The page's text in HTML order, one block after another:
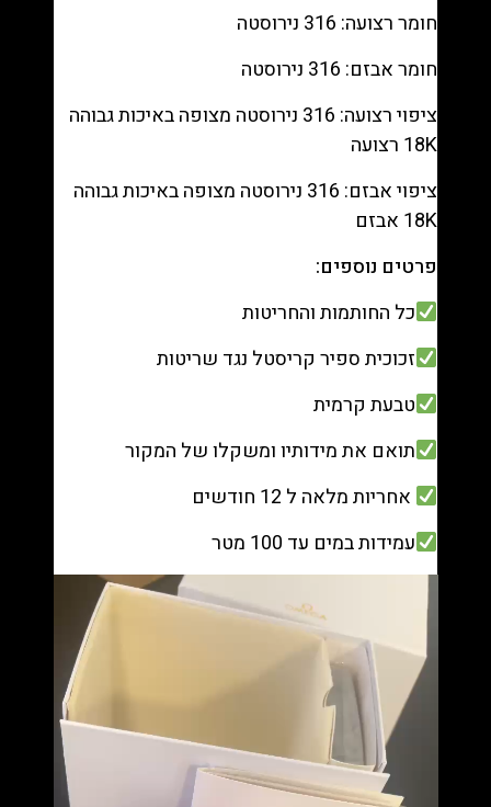
מק"ט
98812523829
חומר רצועה: 316 נירוסטה
חומר אבזם: 316 נירוסטה
ציפוי רצועה: 316 נירוסטה מצופה באיכות גבוהה
18K רצועה
ציפוי אבזם: 316 נירוסטה מצופה באיכות גבוהה
18K אבזם
פרטים נוספים:
כל החותמות והחריטות
זכוכית ספיר קריסטל נגד שריטות
טבעת קרמית
תואם את מידותיו ומשקלו של המקור
אחריות מלאה ל 12 חודשים
עמידות במים עד 100 מטר
וידאו